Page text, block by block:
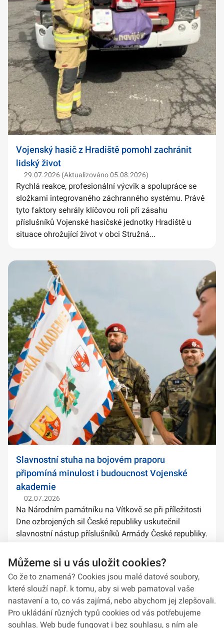
Vojenský hasič z Hradiště pomohl zachránit
lidský život
29.07.2026 (Aktualizováno 05.08.2026)
Rychlá reakce, profesionální výcvik a spolupráce se
složkami integrovaného záchranného systému. Právě
tyto faktory sehrály klíčovou roli při zásahu
příslušníků Vojenské hasičské jednotky Hradiště u
situace ohrožující život v obci Stružná...
Slavnostní stuha na bojovém praporu
připomíná minulost i budoucnost Vojenské
akademie
02.07.2026
Na Národním památníku na Vítkově se při příležitosti
Dne ozbrojených sil České republiky uskutečnil
slavnostní nástup příslušníků Armády České republiky.
stuh na bojové prapory vybranýc...
Můžeme si u vás uložit cookies?
Co že to znamená? Cookies jsou malé datové soubory,
které slouží např. k tomu, aby si web pamatoval vaše
nastavení a to, co vás zajímá, nebo abychom jej zlepšovali.
Pro ukládání různých typů cookies od vás potřebujeme
souhlas. Web bude fungovat i bez souhlasu, s ním ale